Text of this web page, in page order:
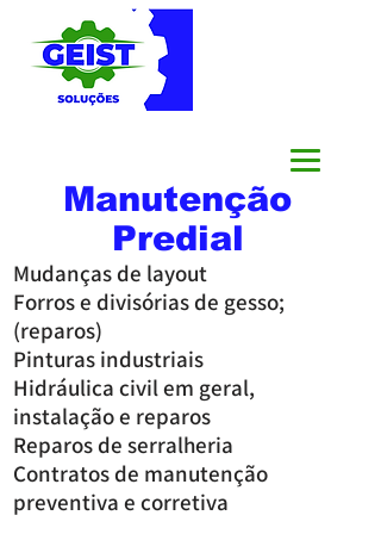
Manutenção
Predial
Mudanças de layout
Forros e divisórias de gesso;
(reparos)
Pinturas industriais
Hidráulica civil em geral,
instalação e reparos
Reparos de serralheria
Contratos de manutenção
preventiva e corretiva